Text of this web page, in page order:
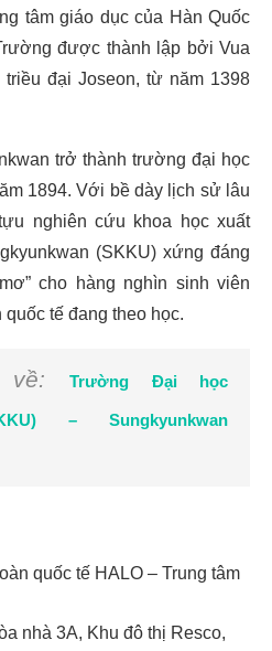
tâm giáo dục của Hàn Quốc
được thành lập bởi Vua
đại Joseon, từ năm 1398
trở thành trường đại học
1894. Với bề dày lịch sử lâu
nghiên cứu khoa học xuất
(SKKU) xứng đáng
cho hàng nghìn sinh viên
tế đang theo học.
về: Trường Đại học
– Sungkyunkwan
quốc tế HALO – Trung tâm
nhà 3A, Khu đô thị Resco,